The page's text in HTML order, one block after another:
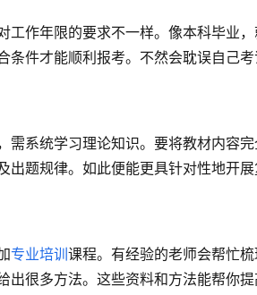
工作年限的要求不一样。像本科毕业
件才能顺利报考。不然会耽误自己考
需系统学习理论知识。要将教材内容
出题规律。如此便能更具针对性地开展
专业培训 课程。有经验的老师会帮忙
出很多方法。这些资料和方法能帮你